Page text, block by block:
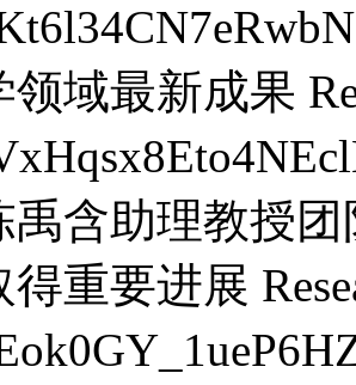
领域最新成果
禹含助理教授
得重要进展